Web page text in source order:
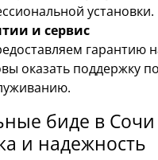
установки.
и сервис
гарантию
оказать поддержку
биде в
и надежность